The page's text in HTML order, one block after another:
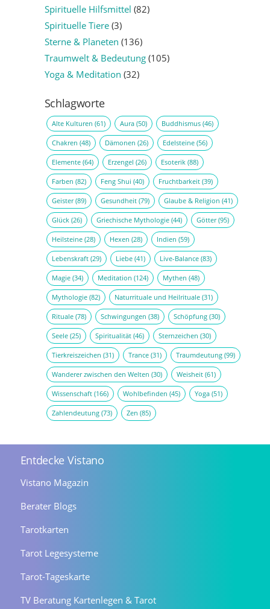
Spirituelle Hilfsmittel (82)
Spirituelle Tiere(3)
Sterne & Planeten (136)
Traumwelt & Bedeutung(105)
Yoga & Meditation (32)
Schlagworte
Alte Kulturen (61) Aura(50) Buddhismus(46)
Chakren (48) Dämonen (26) Edelsteine(56)
Elemente(64) Erzengel (26) Esoterik(88)
Farben (82) Feng Shui (40) Fruchtbarkeit(39)
Geister(89) Gesundheit(79) Glaube & Religion (41)
Glück(26) Griechische Mythologie(44) Götter(95)
Heilsteine(28) Hexen (28) Indien (59)
Lebenskraft(29) Liebe(41) Live-Balance(83)
Magie(34) Meditation (124) Mythen (48)
Mythologie(82) Naturrituale und Heilrituale(31)
Rituale(78) Schwingungen (38) Schöpfung(30)
Seele(25) Spiritualität(46) Sternzeichen (30)
Tierkreiszeichen (31) Trance(31) Traumdeutung(99)
Wanderer zwischen den Welten (30) Weisheit(61)
Wissenschaft(166) Wohlbefinden (45) Yoga(51)
Zahlendeutung(73) Zen (85)
Entdecke Vistano
Vistano Magazin
Berater Blogs
Tarotkarten
Tarot Legesysteme
Tarot-Tageskarte
TV Beratung Kartenlegen & Tarot